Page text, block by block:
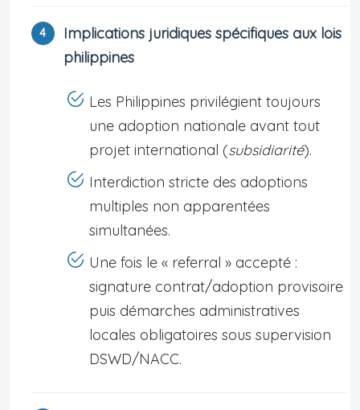
Implications juridiques spécifiques aux lois
philippines
Les Philippines privilégient toujours
une adoption nationale avant tout
projet international (subsidiarité).
Interdiction stricte des adoptions
multiples non apparentées
simultanées.
Une fois le « referral » accepté :
signature contrat/adoption provisoire
puis démarches administratives
locales obligatoires sous supervision
DSWD/NACC.